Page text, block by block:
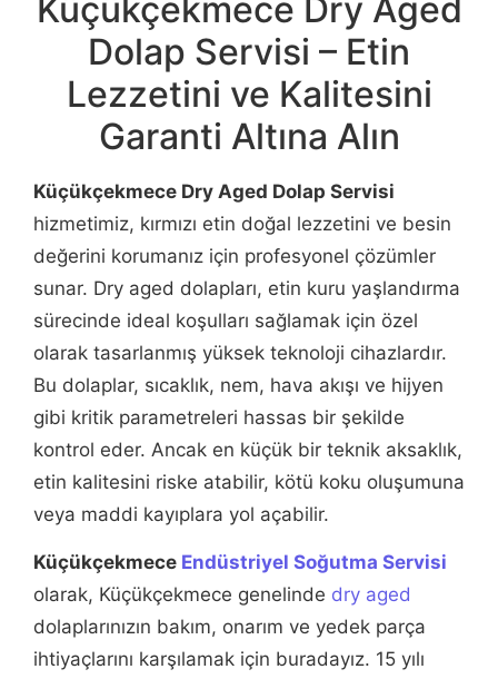
Küçükçekmece Dry Aged
Dolap Servisi – Etin
Lezzetini ve Kalitesini
Garanti Altına Alın
Küçükçekmece Dry Aged Dolap Servisi
hizmetimiz, kırmızı etin doğal lezzetini ve besin
değerini korumanız için profesyonel çözümler
sunar. Dry aged dolapları, etin kuru yaşlandırma
sürecinde ideal koşulları sağlamak için özel
olarak tasarlanmış yüksek teknoloji cihazlardır.
Bu dolaplar, sıcaklık, nem, hava akışı ve hijyen
gibi kritik parametreleri hassas bir şekilde
kontrol eder. Ancak en küçük bir teknik aksaklık,
etin kalitesini riske atabilir, kötü koku oluşumuna
veya maddi kayıplara yol açabilir.
Küçükçekmece Endüstriyel Soğutma Servisi
olarak, Küçükçekmece genelinde dry aged
dolaplarınızın bakım, onarım ve yedek parça
ihtiyaçlarını karşılamak için buradayız. 15 yılı